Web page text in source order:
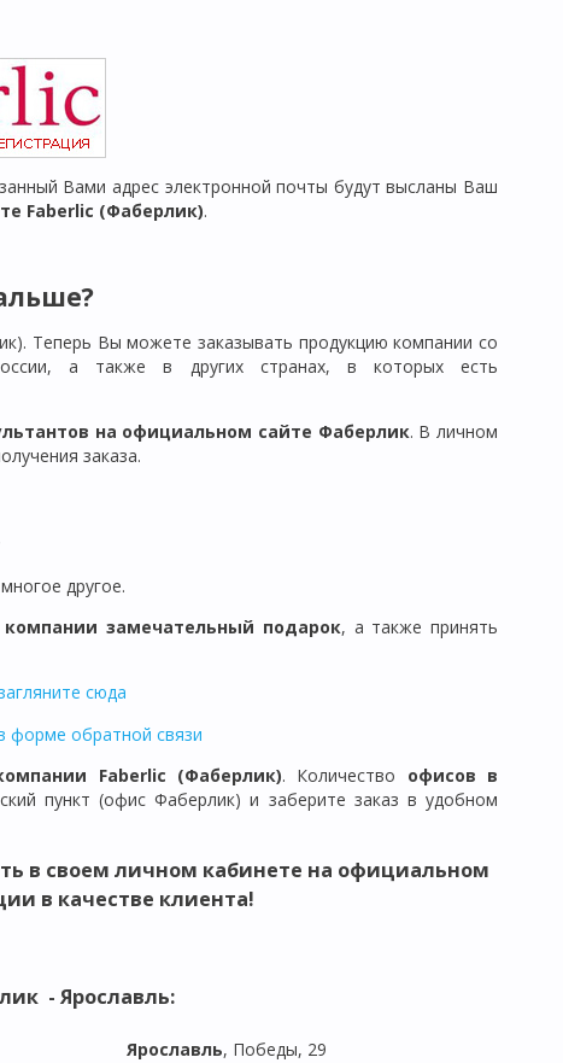
Вами адрес электронной почты будут высланы Ваш
Faberlic (Фаберлик).
Теперь Вы можете заказывать продукцию компании со
а также в других странах, в которых есть
на официальном сайте Фаберлик. В личном
заказа.
другое.
компании замечательный подарок, а также принять
сюда
форме обратной связи
Faberlic (Фаберлик). Количество офисов в
пункт (офис Фаберлик) и заберите заказ в удобном
в своем личном кабинете на официальном
в качестве клиента!
- Ярославль:
Ярославль, Победы, 29